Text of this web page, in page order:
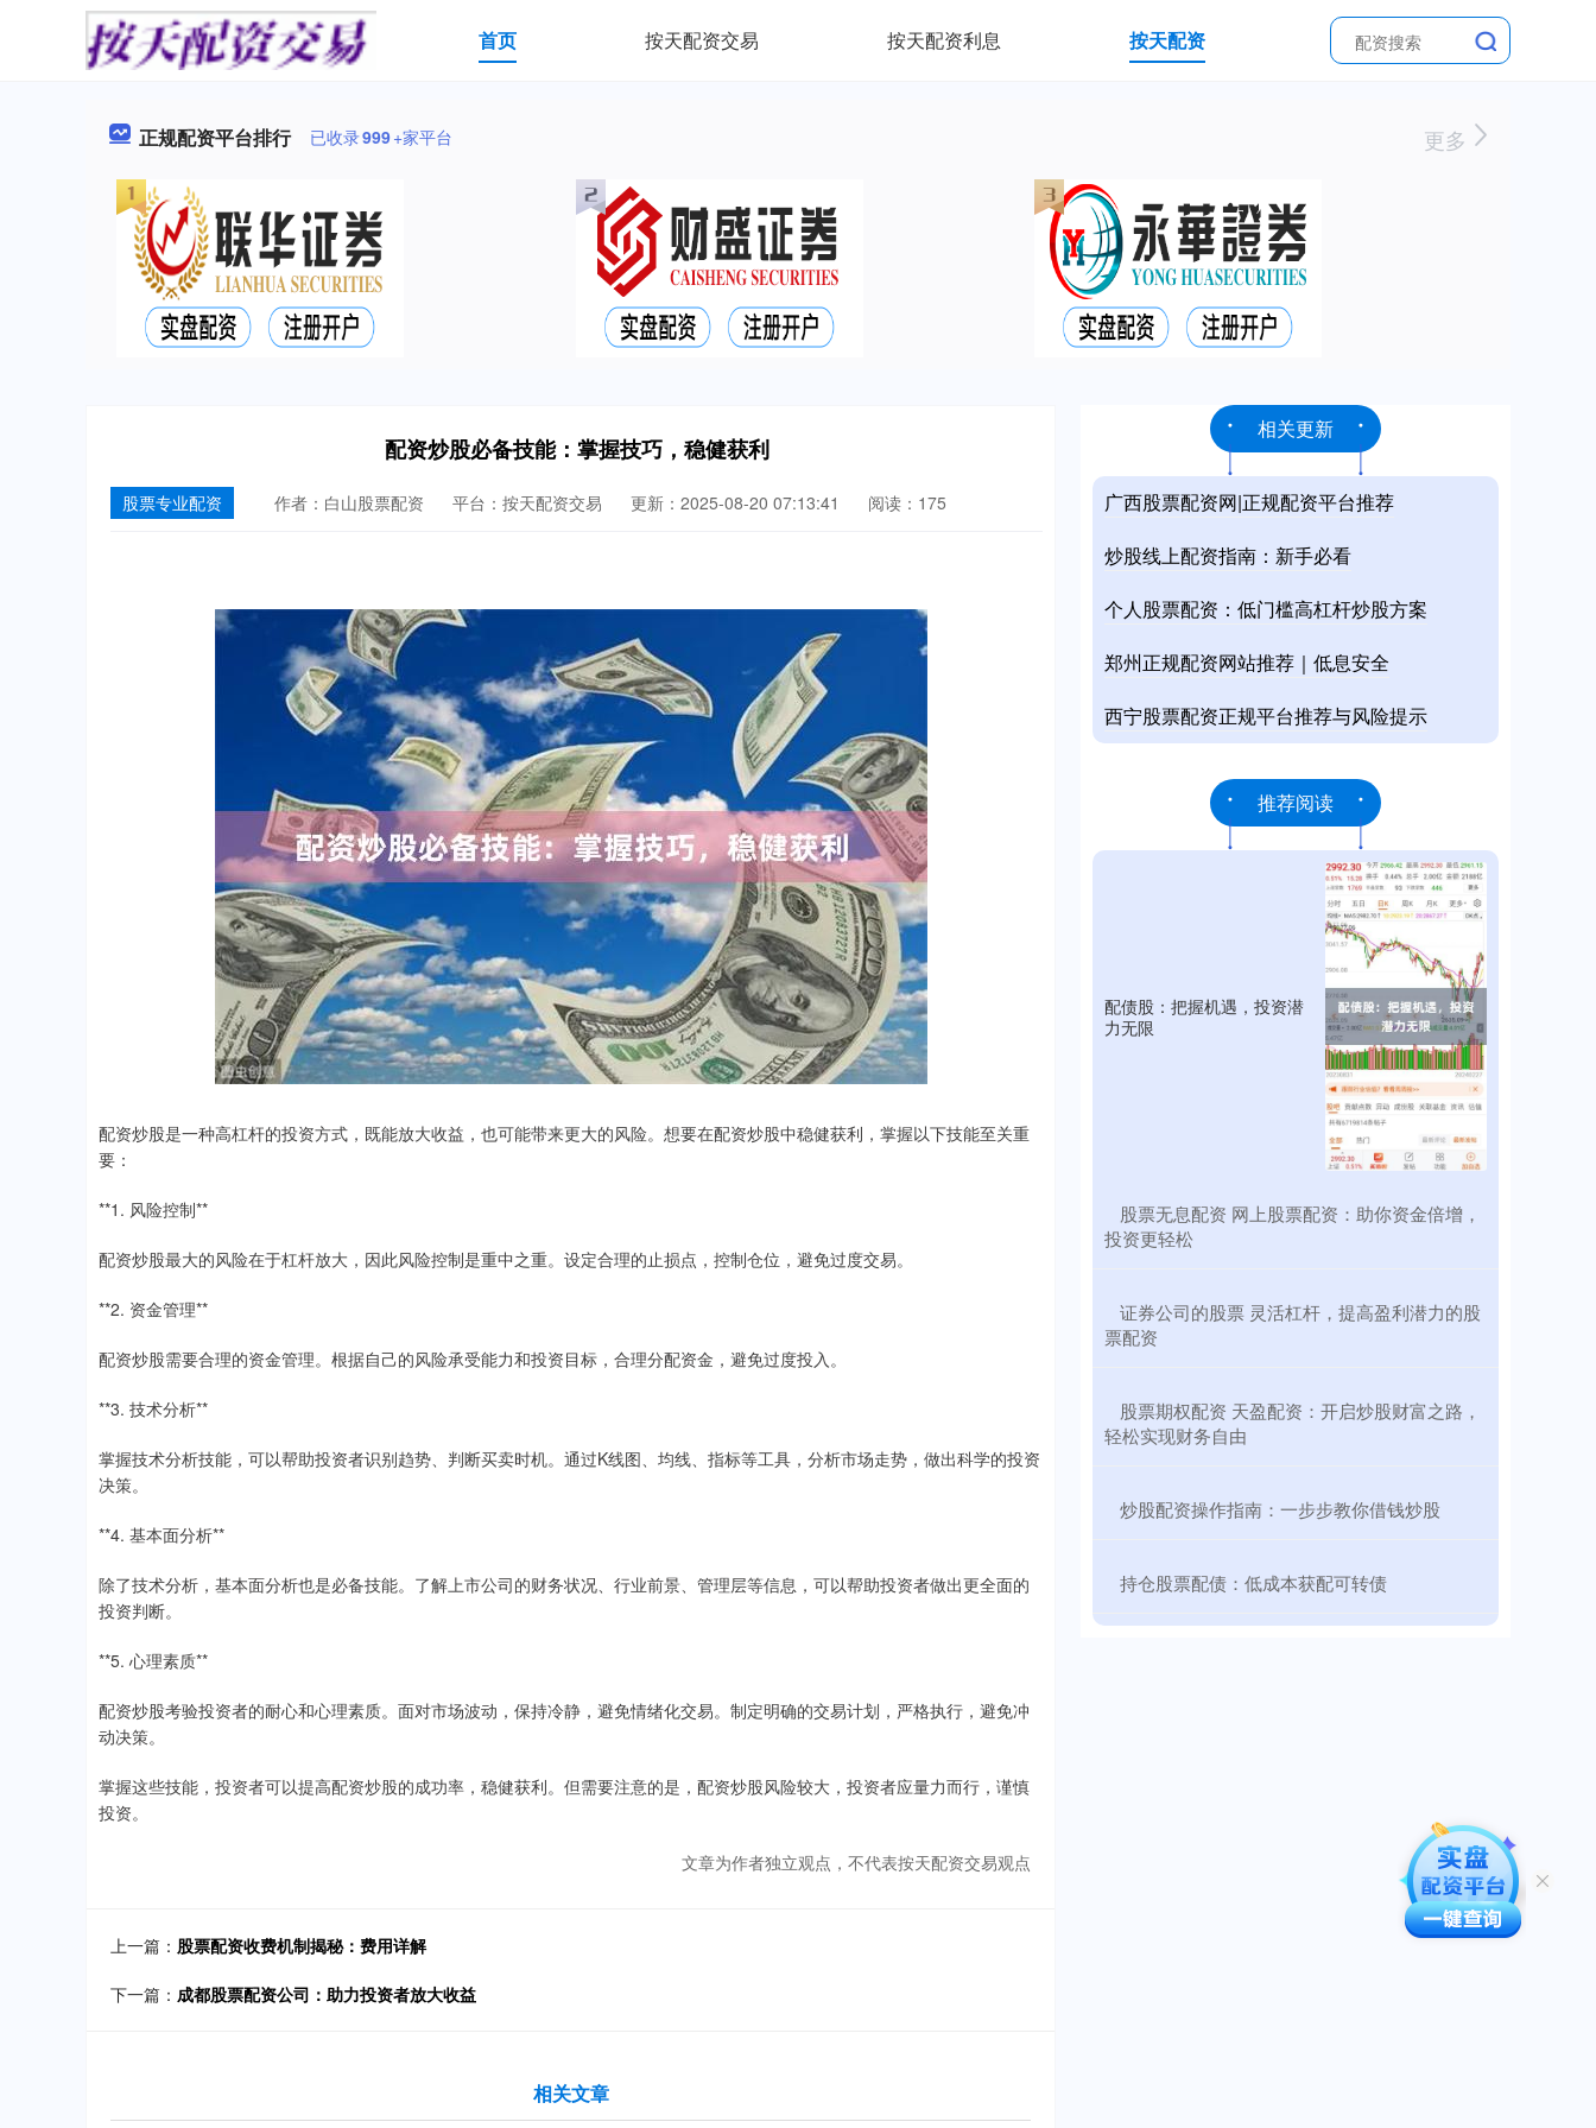
首页 按天配资交易 按天配资利息 按天配资
正规配资平台排行 已收录999+家平台 更多
配资炒股必备技能：掌握技巧，稳健获利
股票专业配资 作者：白山股票配资 平台：按天配资交易 更新：2025-08-20 07:13:41 阅读：175
配资炒股是一种高杠杆的投资方式，既能放大收益，也可能带来更大的风险。想要在配资炒股中稳健获利，掌握以下技能至关重
要：
**1. 风险控制**
配资炒股最大的风险在于杠杆放大，因此风险控制是重中之重。设定合理的止损点，控制仓位，避免过度交易。
**2. 资金管理**
配资炒股需要合理的资金管理。根据自己的风险承受能力和投资目标，合理分配资金，避免过度投入。
**3. 技术分析**
掌握技术分析技能，可以帮助投资者识别趋势、判断买卖时机。通过K线图、均线、指标等工具，分析市场走势，做出科学的投资
决策。
**4. 基本面分析**
除了技术分析，基本面分析也是必备技能。了解上市公司的财务状况、行业前景、管理层等信息，可以帮助投资者做出更全面的
投资判断。
**5. 心理素质**
配资炒股考验投资者的耐心和心理素质。面对市场波动，保持冷静，避免情绪化交易。制定明确的交易计划，严格执行，避免冲
动决策。
掌握这些技能，投资者可以提高配资炒股的成功率，稳健获利。但需要注意的是，配资炒股风险较大，投资者应量力而行，谨慎
投资。
文章为作者独立观点，不代表按天配资交易观点
上一篇： 股票配资收费机制揭秘：费用详解
下一篇： 成都股票配资公司：助力投资者放大收益
相关文章
相关更新
广西股票配资网|正规配资平台推荐
炒股线上配资指南：新手必看
个人股票配资：低门槛高杠杆炒股方案
郑州正规配资网站推荐｜低息安全
西宁股票配资正规平台推荐与风险提示
推荐阅读
配债股：把握机遇，投资潜
力无限
​股票无息配资 网上股票配资：助你资金倍增，
投资更轻松
​证券公司的股票 灵活杠杆，提高盈利潜力的股
票配资
​股票期权配资 天盈配资：开启炒股财富之路，
轻松实现财务自由
​炒股配资操作指南：一步步教你借钱炒股
​持仓股票配债：低成本获配可转债